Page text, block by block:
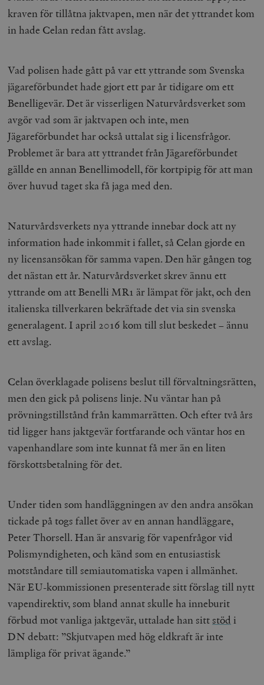
kraven för tillåtna jaktvapen, men när det yttrandet kom
in hade Celan redan fått avslag.
Vad polisen hade gått på var ett yttrande som Svenska
jägareförbundet hade gjort ett par år tidigare om ett
Benelligevär. Det är visserligen Naturvårdsverket som
avgör vad som är jaktvapen och inte, men
Jägareförbundet har också uttalat sig i licensfrågor.
Problemet är bara att yttrandet från Jägareförbundet
gällde en annan Benellimodell, för kortpipig för att man
över huvud taget ska få jaga med den.
Naturvårdsverkets nya yttrande innebar dock att ny
information hade inkommit i fallet, så Celan gjorde en
ny licensansökan för samma vapen. Den här gången tog
det nästan ett år. Naturvårdsverket skrev ännu ett
yttrande om att Benelli MR1 är lämpat för jakt, och den
italienska tillverkaren bekräftade det via sin svenska
generalagent. I april 2016 kom till slut beskedet – ännu
ett avslag.
Celan överklagade polisens beslut till förvaltningsrätten,
men den gick på polisens linje. Nu väntar han på
prövningstillstånd från kammarrätten. Och efter två års
tid ligger hans jaktgevär fortfarande och väntar hos en
vapenhandlare som inte kunnat få mer än en liten
förskottsbetalning för det.
Under tiden som handläggningen av den andra ansökan
tickade på togs fallet över av en annan handläggare,
Peter Thorsell. Han är ansvarig för vapenfrågor vid
Polismyndigheten, och känd som en entusiastisk
motståndare till semiautomatiska vapen i allmänhet.
När EU-kommissionen presenterade sitt förslag till nytt
vapendirektiv, som bland annat skulle ha inneburit
förbud mot vanliga jaktgevär, uttalade han sitt stöd i
DN debatt: ”Skjutvapen med hög eldkraft är inte
lämpliga för privat ägande.”